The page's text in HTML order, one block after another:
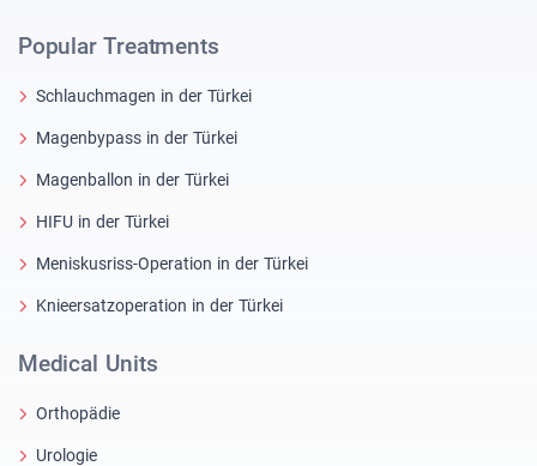
Popular Treatments
Schlauchmagen in der Türkei
Magenbypass in der Türkei
Magenballon in der Türkei
HIFU in der Türkei
Meniskusriss-Operation in der Türkei
Knieersatzoperation in der Türkei
Medical Units
Orthopädie
Urologie